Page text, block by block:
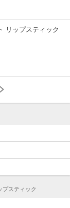
リップスティック
プスティック